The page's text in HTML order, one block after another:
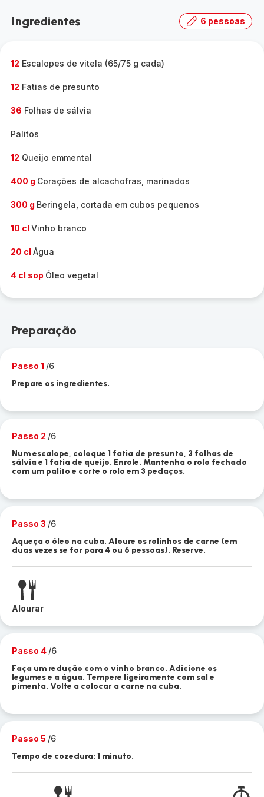
Ingredientes 6 pessoas
12 Escalopes de vitela (65/75 g cada)
12 Fatias de presunto
36 Folhas de sálvia
Palitos
12 Queijo emmental
400 g Corações de alcachofras, marinados
300 g Beringela, cortada em cubos pequenos
10 cl Vinho branco
20 cl Água
4 cl sop Óleo vegetal
Preparação
Passo 1 /6
Prepare os ingredientes.
Passo 2 /6
Num escalope, coloque 1 fatia de presunto, 3 folhas de
sálvia e 1 fatia de queijo. Enrole. Mantenha o rolo fechado
com um palito e corte o rolo em 3 pedaços.
Passo 3 /6
Aqueça o óleo na cuba. Aloure os rolinhos de carne (em
duas vezes se for para 4 ou 6 pessoas). Reserve.
Alourar
Passo 4 /6
Faça um redução com o vinho branco. Adicione os
legumes e a água. Tempere ligeiramente com sal e
pimenta. Volte a colocar a carne na cuba.
Passo 5 /6
Tempo de cozedura: 1 minuto.